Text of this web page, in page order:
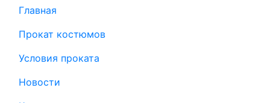
Главная
Прокат костюмов
Условия проката
Новости